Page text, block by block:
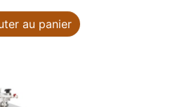
au panier